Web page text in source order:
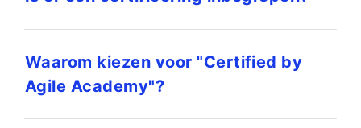
Waarom kiezen voor "Certified by
Agile Academy"?